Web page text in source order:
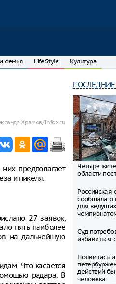
семья LIfeStyle Культура
Храмов/Infox.ru
предполагает
и никеля.
27 заявок,
пять наиболее
на дальнейшую
Что касается
радара. В
Четыре
области
Российская
сообщила о
для
Суд
избавиться
Появилась
действий
человека